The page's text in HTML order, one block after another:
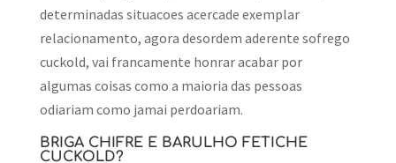
determinadas situacoes acercade exemplar
relacionamento, agora desordem aderente sofrego
cuckold, vai francamente honrar acabar por
algumas coisas como a maioria das pessoas
odiariam como jamai perdoariam.
BRIGA CHIFRE E BARULHO FETICHE
CUCKOLD?